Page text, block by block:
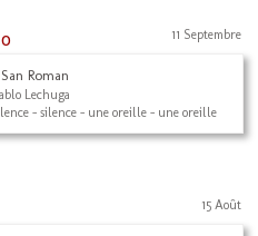
11 Septembre
Roman
Lechuga
- silence - une oreille - une oreille
15 Août